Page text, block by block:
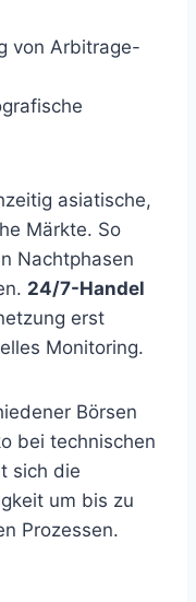
von Arbitrage-
asiatische,
Märkte. So
Nachtphasen
24/7-Handel
erst
Monitoring.
Börsen
bei technischen
sich die
um bis zu
Prozessen.